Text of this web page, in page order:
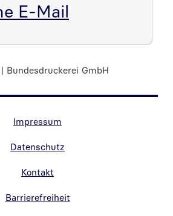
E-Mail
Bundesdruckerei GmbH
Impressum
Datenschutz
Kontakt
Barrierefreiheit